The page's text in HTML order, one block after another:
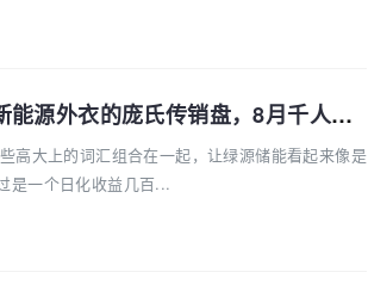
紧急预警｜绿源储能Green Source：披着新能源外衣的庞氏传销盘，8月千人大会就是收割信号
大上的词汇组合在一起，让绿源储能看起来像是
是一个日化收益几百...